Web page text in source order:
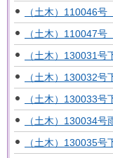
（土木）110046号
（土木）110047
（土木）130031号
（土木）130032号
（土木）130033号
（土木）130034号
（土木）130035号